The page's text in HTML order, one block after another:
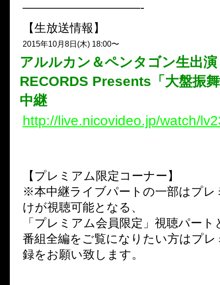
——————————-
【生放送情報】
2015年10月8日(木) 18:00〜
アルルカン＆ペンタゴン生出
RECORDS Presents「大盤振
中継
http://live.nicovideo.jp/watch/
【プレミアム限定コーナー】
※本中継ライブパートの一部はプレ
けが視聴可能となる、
「プレミアム会員限定」視聴パー
番組全編をご覧になりたい方はプレ
録をお願い致します。